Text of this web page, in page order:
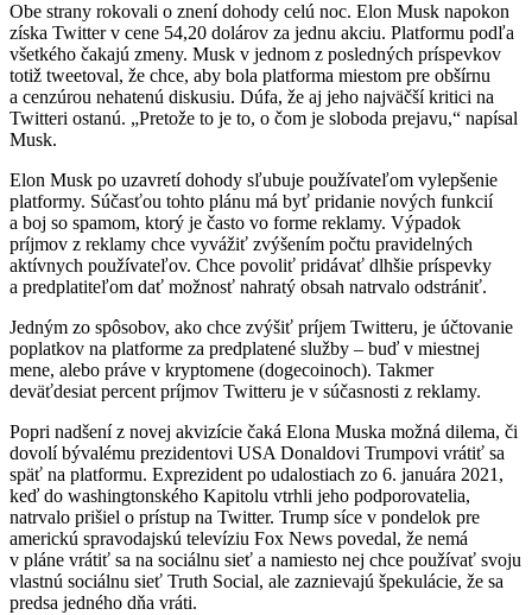
Obe strany rokovali o znení dohody celú noc. Elon Musk napokon
získa Twitter v cene 54,20 dolárov za jednu akciu. Platformu podľa
všetkého čakajú zmeny. Musk v jednom z posledných príspevkov
totiž tweetoval, že chce, aby bola platforma miestom pre obšírnu
a cenzúrou nehatenú diskusiu. Dúfa, že aj jeho najväčší kritici na
Twitteri ostanú. „Pretože to je to, o čom je sloboda prejavu,“ napísal
Musk.
Elon Musk po uzavretí dohody sľubuje používateľom vylepšenie
platformy. Súčasťou tohto plánu má byť pridanie nových funkcií
a boj so spamom, ktorý je často vo forme reklamy. Výpadok
príjmov z reklamy chce vyvážiť zvýšením počtu pravidelných
aktívnych používateľov. Chce povoliť pridávať dlhšie príspevky
a predplatiteľom dať možnosť nahratý obsah natrvalo odstrániť.
Jedným zo spôsobov, ako chce zvýšiť príjem Twitteru, je účtovanie
poplatkov na platforme za predplatené služby – buď v miestnej
mene, alebo práve v kryptomene (dogecoinoch). Takmer
deväťdesiat percent príjmov Twitteru je v súčasnosti z reklamy.
Popri nadšení z novej akvizície čaká Elona Muska možná dilema, či
dovolí bývalému prezidentovi USA Donaldovi Trumpovi vrátiť sa
späť na platformu. Exprezident po udalostiach zo 6. januára 2021,
keď do washingtonského Kapitolu vtrhli jeho podporovatelia,
natrvalo prišiel o prístup na Twitter. Trump síce v pondelok pre
americkú spravodajskú televíziu Fox News povedal, že nemá
v pláne vrátiť sa na sociálnu sieť a namiesto nej chce používať svoju
vlastnú sociálnu sieť Truth Social, ale zaznievajú špekulácie, že sa
predsa jedného dňa vráti.